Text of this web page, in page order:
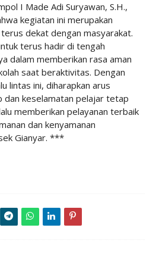
I Made Adi Suryawan, S.H.,
kegiatan ini merupakan
dekat dengan masyarakat.
terus hadir di tengah
dalam memberikan rasa aman
saat beraktivitas. Dengan
lintas ini, diharapkan arus
dan keselamatan pelajar tetap
memberikan pelayanan terbaik
dan kenyamanan
Gianyar. ***